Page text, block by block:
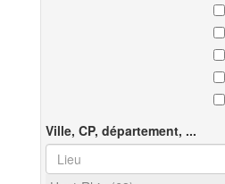
Ville, CP, département, ...